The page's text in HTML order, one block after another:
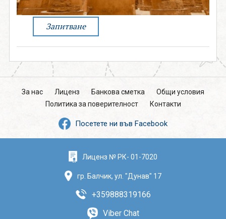
0888 319166
СВЪРЖИ СЕ С НАС
Запитване
За нас Лиценз Банкова сметка
Общи условия
Политика за поверителност
Контакти
Посетете ни във Facebook
Лиценз № РК- 01-7020
гр. Балчик, ул. "Дунав" 17
+359888319166
Viber Chat